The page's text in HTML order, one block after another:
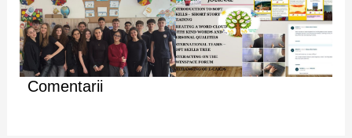
Comentarii